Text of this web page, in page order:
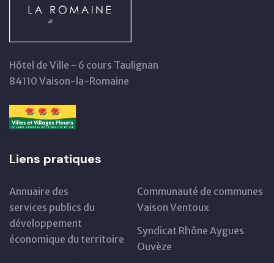
Hôtel de Ville - 6 cours Taulignan
84110 Vaison-la-Romaine
Liens pratiques
Annuaire des
services publics du
développement
économique du territoire
Communauté de communes
Vaison Ventoux
Syndicat Rhône Aygues
Ouvèze